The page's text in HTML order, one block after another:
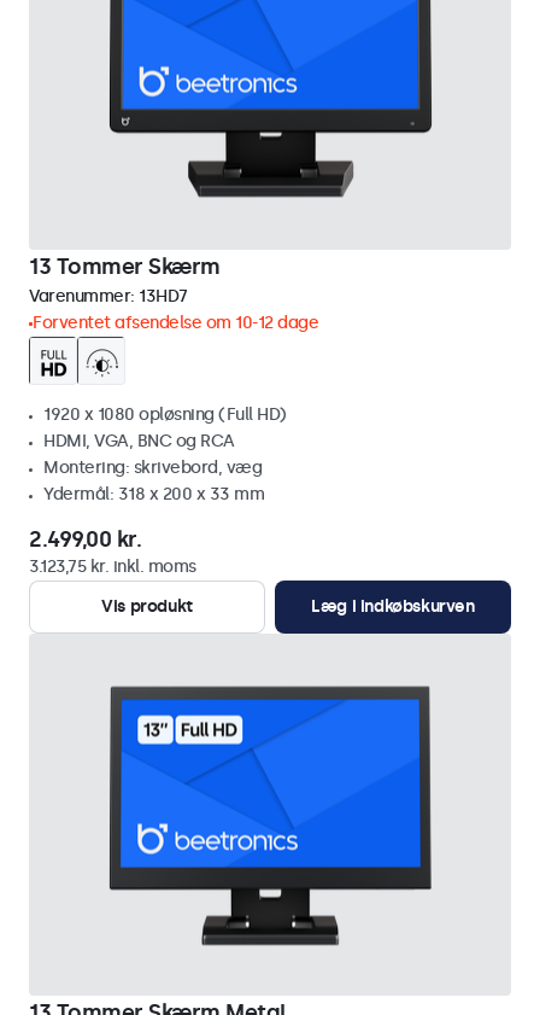
13 Tommer Skærm
Varenummer: 13HD7
Forventet afsendelse om 10-12 dage
1920 x 1080 opløsning (Full HD)
HDMI, VGA, BNC og RCA
Montering: skrivebord, væg
Ydermål: 318 x 200 x 33 mm
2.499,00 kr.
3.123,75 kr. inkl. moms
Vis produkt
Læg i indkøbskurven